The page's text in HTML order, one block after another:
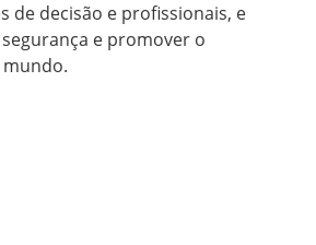
de decisão e profissionais, e
e promover o